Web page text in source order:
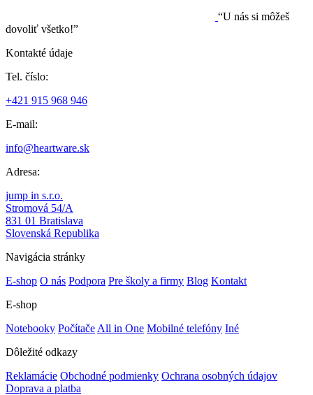
“U nás si môžeš
dovoliť všetko!”
Kontakté údaje
Tel. číslo:
+421 915 968 946
E-mail:
info@heartware.sk
Adresa:
jump in s.r.o.
Stromová 54/A
831 01 Bratislava
Slovenská Republika
Navigácia stránky
E-shop O nás Podpora Pre školy a firmy Blog Kontakt
E-shop
Notebooky Počítače All in One Mobilné telefóny Iné
Dôležité odkazy
Reklamácie Obchodné podmienky Ochrana osobných údajov
Doprava a platba